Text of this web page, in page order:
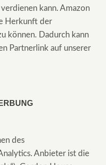
kann. Amazon
Herkunft der
können. Dadurch kann
Partnerlink auf unserer
des
Anbieter ist die